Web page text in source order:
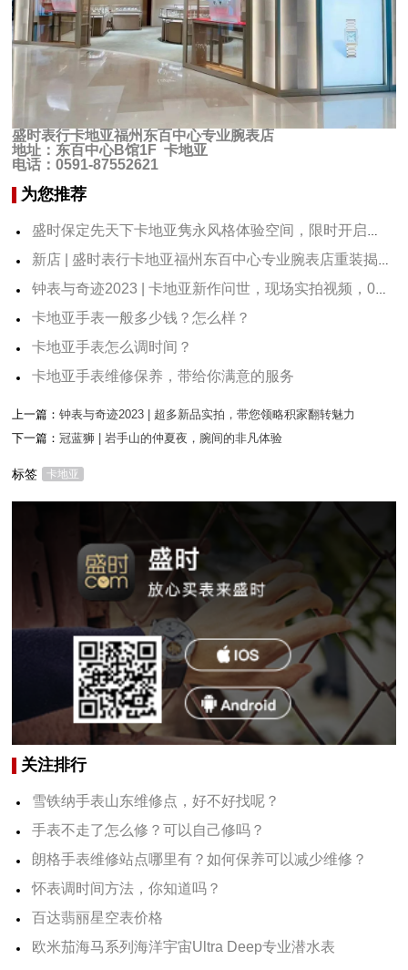
盛时表行卡地亚福州东百中心专业腕表店
地址：东百中心B馆1F 卡地亚
电话：0591-87552621
为您推荐
盛时保定先天下卡地亚隽永风格体验空间，限时开启，快来打卡！
新店 | 盛时表行卡地亚福州东百中心专业腕表店重装揭幕
钟表与奇迹2023 | 卡地亚新作问世，现场实拍视频，0距离看表
卡地亚手表一般多少钱？怎么样？
卡地亚手表怎么调时间？
卡地亚手表维修保养，带给你满意的服务
上一篇：钟表与奇迹2023 | 超多新品实拍，带您领略积家翻转魅力
下一篇：冠蓝狮 | 岩手山的仲夏夜，腕间的非凡体验
标签 卡地亚
关注排行
雪铁纳手表山东维修点，好不好找呢？
手表不走了怎么修？可以自己修吗？
朗格手表维修站点哪里有？如何保养可以减少维修？
怀表调时间方法，你知道吗？
百达翡丽星空表价格
欧米茄海马系列海洋宇宙Ultra Deep专业潜水表